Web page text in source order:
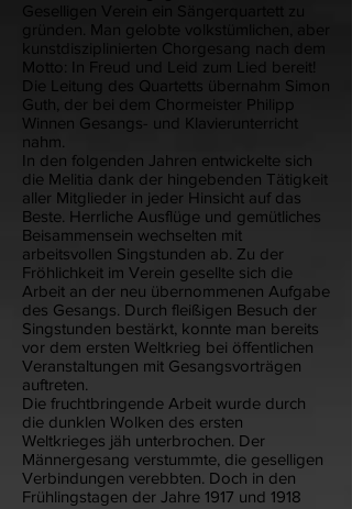
Geselligen Verein ein Sängerquartett zu
gründen. Man gelobte volkstümlichen, aber
kunstdisziplinierten Chorgesang nach dem
Motto: In Freud und Leid zum Lied bereit!
Die Leitung des Quartetts übernahm Simon
Guth, der bei dem Chormeister Philipp
Winnen Gesangs- und Klavierunterricht
nahm.
In den folgenden Jahren entwickelte sich
die Melitia dank der hingebenden Tätigkeit
aller Mitglieder in jeder Hinsicht auf das
Beste. Herrliche Ausflüge und gemütliches
Beisammensein wechselten mit
arbeitsvollen Singstunden ab. Zu der
Fröhlichkeit im Verein gesellte sich die
Arbeit an der neu übernommenen Aufgabe
des Gesangs. Durch fleißigen Besuch der
Singstunden bestärkt, konnte man bereits
vor dem ersten Weltkrieg bei öffentlichen
Veranstaltungen mit Gesangsvorträgen
auftreten.
Die fruchtbringende Arbeit wurde durch
die dunklen Wolken des ersten
Weltkrieges jäh unterbrochen. Der
Männergesang verstummte, die geselligen
Verbindungen verebbten. Doch in den
Frühlingstagen der Jahre 1917 und 1918